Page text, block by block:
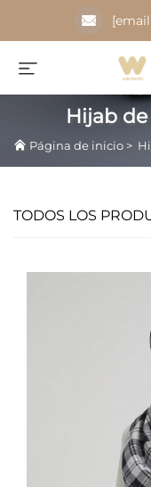
Hijab
Página de inicio >
TODOS LOS